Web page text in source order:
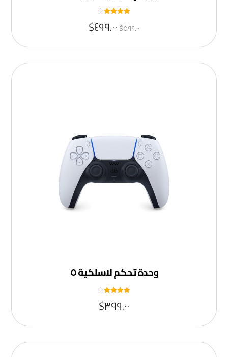
٤
من ٥
$٥٩٩.٠٠ $٤٩٩.٠٠
وحدة تحكم لاسلكية ٥
٤
من ٥
$٣٩٩.٠٠